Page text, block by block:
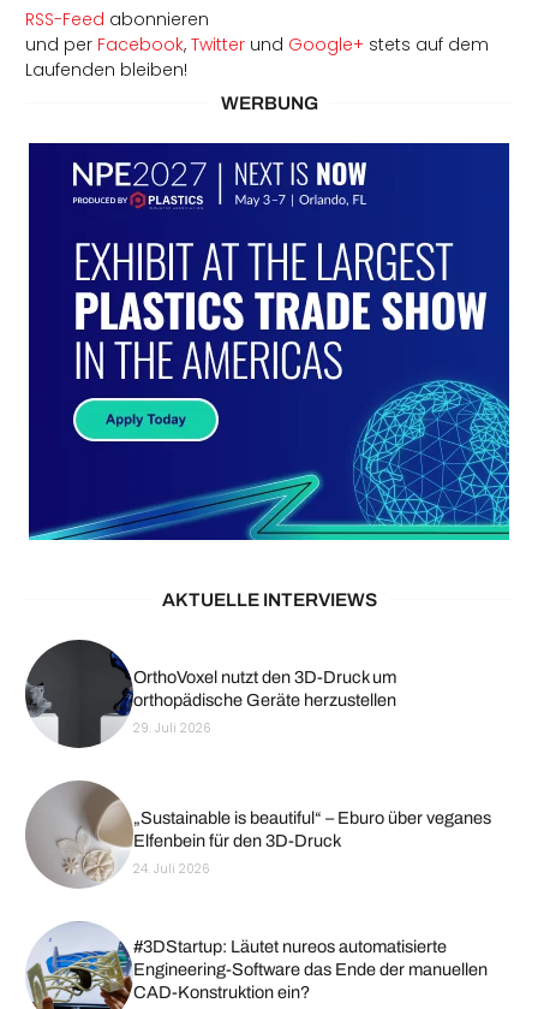
RSS-Feed abonnieren
und per Facebook, Twitterund Google+ stets auf dem
Laufenden bleiben!
WERBUNG
AKTUELLE INTERVIEWS
OrthoVoxel nutzt den 3D-Druck um
orthopädische Geräte herzustellen
29. Juli 2026
„Sustainable is beautiful“ – Eburo über veganes
Elfenbein für den 3D-Druck
24. Juli 2026
#3DStartup: Läutet nureos automatisierte
Engineering-Software das Ende der manuellen
CAD-Konstruktion ein?